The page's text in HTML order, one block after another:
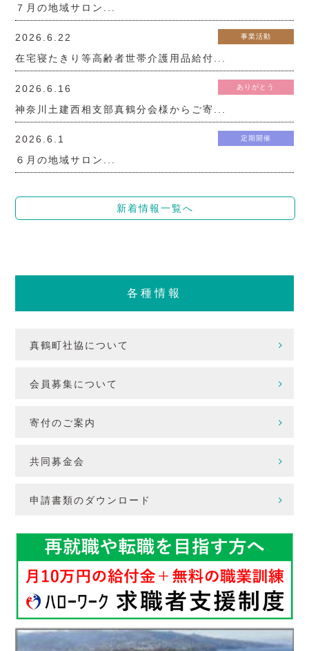
７月の地域サロン...
2026.6.22 事業活動
在宅寝たきり等高齢者世帯介護用品給付...
2026.6.16 ありがとう
神奈川土建西相支部真鶴分会様からご寄...
2026.6.1 定期開催
６月の地域サロン...
新着情報一覧へ
各種情報
真鶴町社協について
会員募集について
寄付のご案内
共同募金会
申請書類のダウンロード